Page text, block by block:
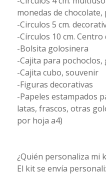
monedas de chocolate,
-Circulos 5 cm.
-Círculos 10 cm.
-Bolsita golosinera
-Cajita para
-Cajita cubo, souvenir
-Figuras decorativas
-Papeles estampados
latas, frascos, otras
por hoja a4)
¿Quién personaliza mi
El kit se envía